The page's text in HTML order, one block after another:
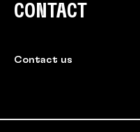
CONTACT
Contact us